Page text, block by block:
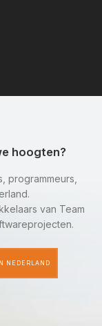
hoogten?
programmeurs,
van Team
NEDERLAND